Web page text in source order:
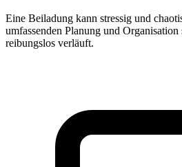
Eine Beiladung kann stressig und
umfassenden Planung und
reibungslos verläuft.